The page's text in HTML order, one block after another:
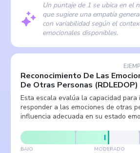
Un puntaje de 1 se ubica en el
que sugiere una empatía
con variabilidad según el
emocionales disponibles.
Reconocimiento De Las
De Otras Personas (RDLEDOP)
Esta escala evalúa la capacidad para
responder a las emociones de otras
influencia adecuada en su estado
BAJO MODERADO